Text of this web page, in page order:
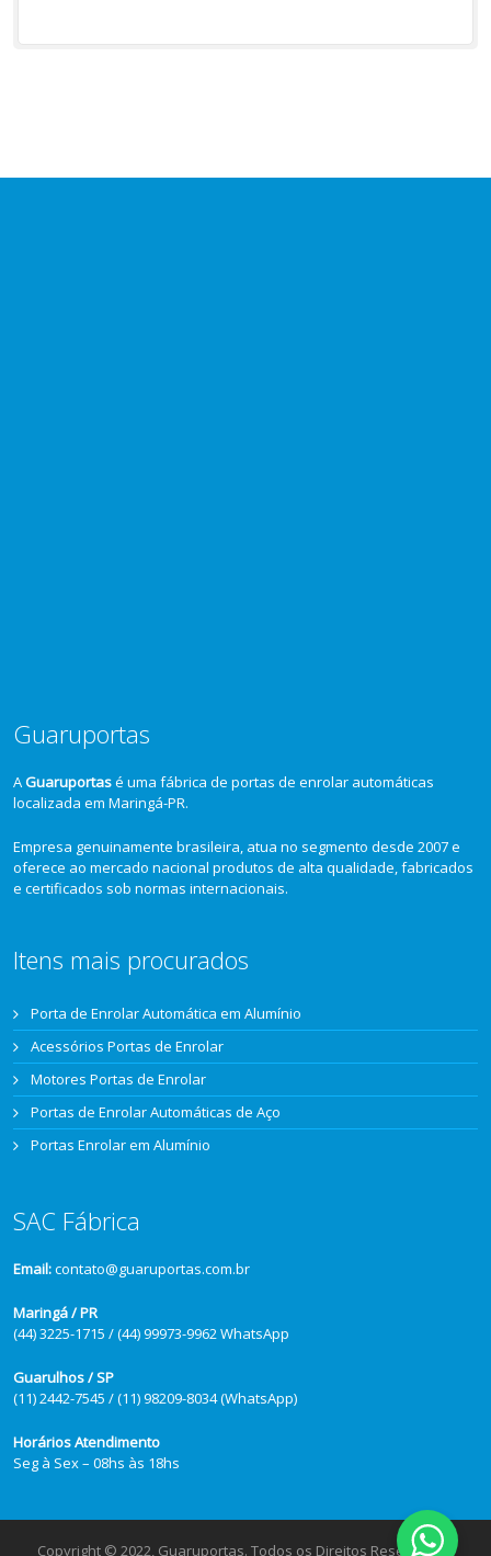
Guaruportas
AGuaruportasé uma fábrica de portas de enrolar automáticas
localizada em Maringá-PR.
Empresa genuinamente brasileira, atua no segmento desde 2007 e
oferece ao mercado nacional produtos de alta qualidade, fabricados
e certificados sob normas internacionais.
Itens mais procurados
Porta de Enrolar Automática em Alumínio
Acessórios Portas de Enrolar
Motores Portas de Enrolar
Portas de Enrolar Automáticas de Aço
Portas Enrolar em Alumínio
SAC Fábrica
Email:contato@guaruportas.com.br
Maringá / PR
(44) 3225-1715 / (44) 99973-9962 WhatsApp
Guarulhos / SP
(11) 2442-7545 / (11) 98209-8034 (WhatsApp)
Horários Atendimento
Seg à Sex – 08hs às 18hs
Copyright © 2022, Guaruportas. Todos os Direitos Reservados.